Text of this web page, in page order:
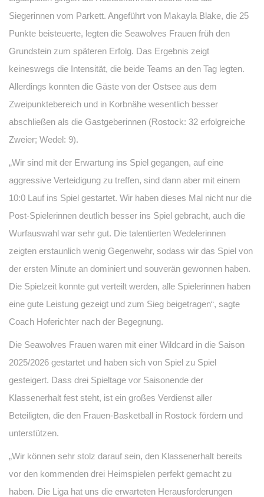
Siegerinnen vom Parkett. Angeführt von Makayla Blake, die 25
Punkte beisteuerte, legten die Seawolves Frauen früh den
Grundstein zum späteren Erfolg. Das Ergebnis zeigt
keineswegs die Intensität, die beide Teams an den Tag legten.
Allerdings konnten die Gäste von der Ostsee aus dem
Zweipunktebereich und in Korbnähe wesentlich besser
abschließen als die Gastgeberinnen (Rostock: 32 erfolgreiche
Zweier; Wedel: 9).
„Wir sind mit der Erwartung ins Spiel gegangen, auf eine
aggressive Verteidigung zu treffen, sind dann aber mit einem
10:0 Lauf ins Spiel gestartet. Wir haben dieses Mal nicht nur die
Post-Spielerinnen deutlich besser ins Spiel gebracht, auch die
Wurfauswahl war sehr gut. Die talentierten Wedelerinnen
zeigten erstaunlich wenig Gegenwehr, sodass wir das Spiel von
der ersten Minute an dominiert und souverän gewonnen haben.
Die Spielzeit konnte gut verteilt werden, alle Spielerinnen haben
eine gute Leistung gezeigt und zum Sieg beigetragen“, sagte
Coach Hoferichter nach der Begegnung.
Die Seawolves Frauen waren mit einer Wildcard in die Saison
2025/2026 gestartet und haben sich von Spiel zu Spiel
gesteigert. Dass drei Spieltage vor Saisonende der
Klassenerhalt fest steht, ist ein großes Verdienst aller
Beteiligten, die den Frauen-Basketball in Rostock fördern und
unterstützen.
„Wir können sehr stolz darauf sein, den Klassenerhalt bereits
vor den kommenden drei Heimspielen perfekt gemacht zu
haben. Die Liga hat uns die erwarteten Herausforderungen